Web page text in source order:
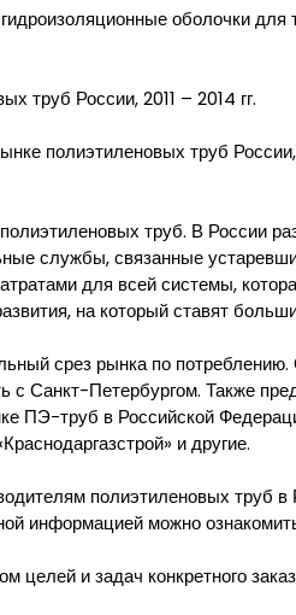
оболочки
труб России, 2011 – 2014 гг.
полиэтиленовых труб
труб. В России
службы, связанные
для всей системы,
на который ставят
срез рынка по
с Санкт-Петербургом. Также
ПЭ-труб в Российской
и другие.
полиэтиленовых труб
информацией можно
и задач конкретного